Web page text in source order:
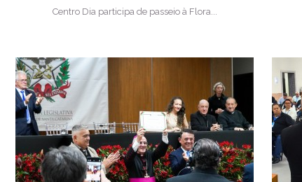
Centro Dia participa de passeio à Flora...